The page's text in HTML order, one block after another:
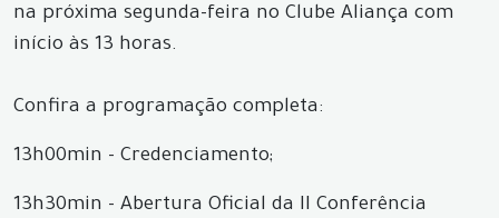
na próxima segunda-feira no Clube Aliança com
início às 13 horas.
Confira a programação completa:
13h00min - Credenciamento;
13h30min - Abertura Oficial da II Conferência